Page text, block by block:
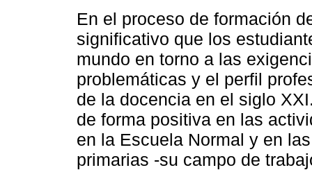
En el proceso de formación
significativo que los
mundo en torno a las
problemáticas y el perfil
de la docencia en el siglo
de forma positiva en las
en la Escuela Normal y en
primarias -su campo de